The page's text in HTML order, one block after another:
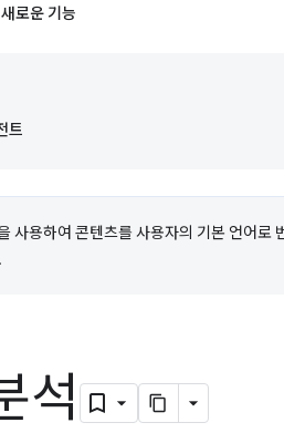
로운 기능
트
사용하여 콘텐츠를 사용자의 기본 언어로
석